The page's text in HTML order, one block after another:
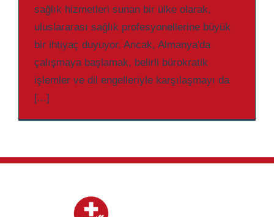
sağlık hizmetleri sunan bir ülke olarak,
uluslararası sağlık profesyonellerine büyük
bir ihtiyaç duyuyor. Ancak, Almanya'da
çalışmaya başlamak, belirli bürokratik
işlemler ve dil engelleriyle karşılaşmayı da
[...]